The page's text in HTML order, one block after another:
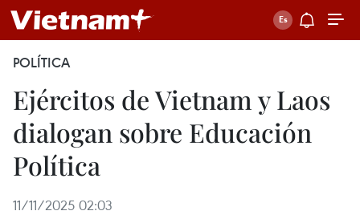
POLÍTICA
Ejércitos de Vietnam y Laos
dialogan sobre Educación
Política
11/11/2025 02:03